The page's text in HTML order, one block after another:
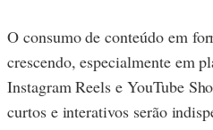
O consumo de conteúdo em
crescendo, especialmente em
Instagram Reels e YouTube
curtos e interativos serão